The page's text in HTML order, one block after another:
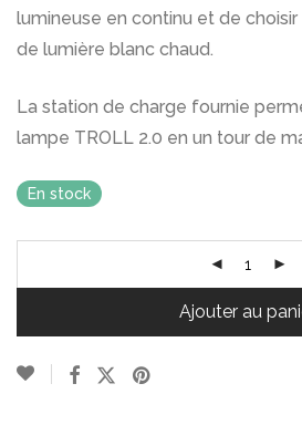
lumineuse en continu et de
de lumière blanc chaud.
La station de charge fournie
lampe TROLL 2.0 en un tour de
En stock
Ajouter au